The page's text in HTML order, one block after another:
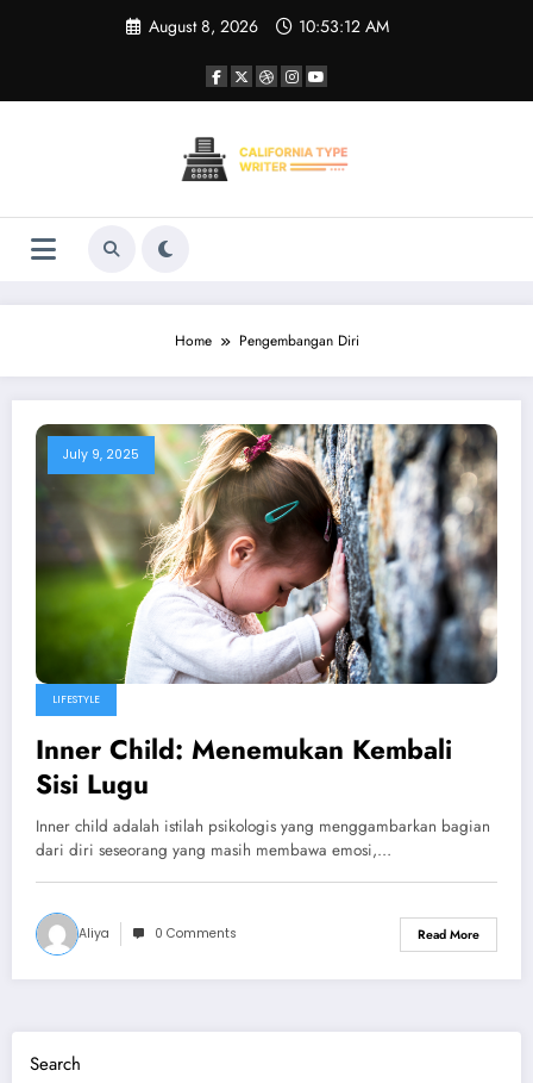
August 8, 2026 10:53:12 AM
Home Pengembangan Diri
July 9, 2025
LIFESTYLE
Inner Child: Menemukan Kembali
Sisi Lugu
Inner child adalah istilah psikologis yang menggambarkan bagian
dari diri seseorang yang masih membawa emosi,…
Aliya 0 Comments Read More
Search